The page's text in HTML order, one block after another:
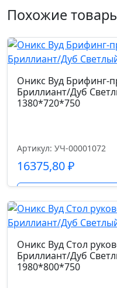
без регулировки
Страна
Китай
Допустимая
150.0
Код цвета
натуральная кожа
5 лет
Размер габариты,
68*68*85
2.2
R
(L)
Акация
Лорка
400*450*1195
Похожие
Оникс Вуд Брифинг-
Бриллиант/Дуб
1380*720*750
Артикул: УЧ-00001072
16375,80₽
Оникс Вуд Стол
Бриллиант/Дуб
1980*800*750